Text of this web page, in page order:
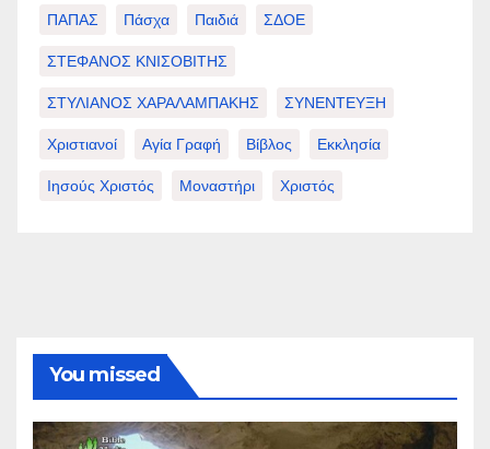
ΠΑΠΑΣ Πάσχα Παιδιά ΣΔΟΕ
ΣΤΕΦΑΝΟΣ ΚΝΙΣΟΒΙΤΗΣ
ΣΤΥΛΙΑΝΟΣ ΧΑΡΑΛΑΜΠΑΚΗΣ ΣΥΝΕΝΤΕΥΞΗ
Χριστιανοί Αγία Γραφή Βίβλος Εκκλησία
Ιησούς Χριστός Μοναστήρι Χριστός
You missed